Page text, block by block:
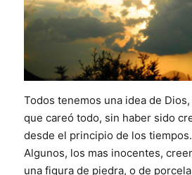
Todos tenemos una idea de
que careó todo, sin haber sido
desde el principio de los tiempos.
Algunos, los mas inocentes,
una figura de piedra, o de